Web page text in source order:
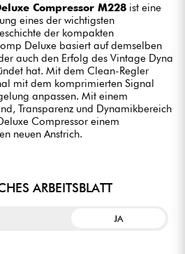
Compressor M228 ist eine
eines der wichtigsten
der kompakten
Deluxe basiert auf demselben
auch den Erfolg des Vintage Dyna
hat. Mit dem Clean-Regler
mit dem komprimierten Signal
anpassen. Mit einem
Transparenz und Dynamikbereich
Compressor einem
neuen Anstrich.
ARBEITSBLATT
JA